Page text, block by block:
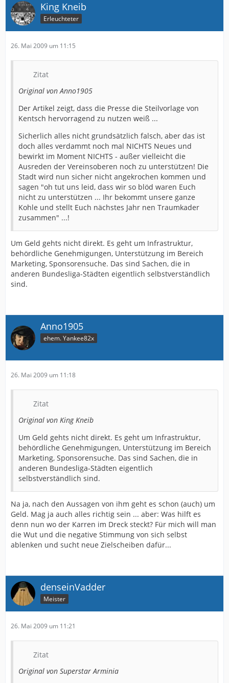
King Kneib
Erleuchteter
26. Mai 2009 um 11:15
Zitat
Original von Anno1905
Der Artikel zeigt, dass die Presse die Steilvorlage von
Kentsch hervorragend zu nutzen weiß ...
Sicherlich alles nicht grundsätzlich falsch, aber das ist
doch alles verdammt noch mal NICHTS Neues und
bewirkt im Moment NICHTS - außer vielleicht die
Ausreden der Vereinsoberen noch zu unterstützen! Die
Stadt wird nun sicher nicht angekrochen kommen und
sagen "oh tut uns leid, dass wir so blöd waren Euch
nicht zu unterstützen ... Ihr bekommt unsere ganze
Kohle und stellt Euch nächstes Jahr nen Traumkader
zusammen" ...!
Um Geld gehts nicht direkt. Es geht um Infrastruktur,
behördliche Genehmigungen, Unterstützung im Bereich
Marketing, Sponsorensuche. Das sind Sachen, die in
anderen Bundesliga-Städten eigentlich selbstverständlich
sind.
Anno1905
ehem. Yankee82x
26. Mai 2009 um 11:18
Zitat
Original von King Kneib
Um Geld gehts nicht direkt. Es geht um Infrastruktur,
behördliche Genehmigungen, Unterstützung im Bereich
Marketing, Sponsorensuche. Das sind Sachen, die in
anderen Bundesliga-Städten eigentlich
selbstverständlich sind.
Na ja, nach den Aussagen von ihm geht es schon (auch) um
Geld. Mag ja auch alles richtig sein ... aber: Was hilft es
denn nun wo der Karren im Dreck steckt? Für mich will man
die Wut und die negative Stimmung von sich selbst
ablenken und sucht neue Zielscheiben dafür...
denseinVadder
Meister
26. Mai 2009 um 11:21
Zitat
Original von Superstar Arminia